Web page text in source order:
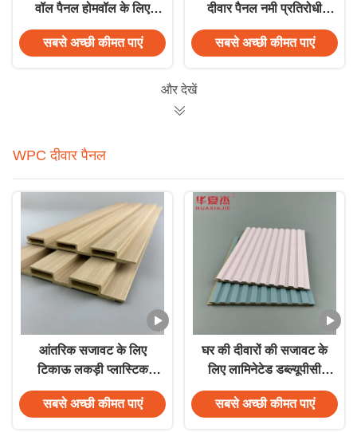
वॉल पैनल होमवॉल के लिए
लेमिनेटेड पीवीसी डेकोरेशन
पैनल
सबसे अच्छी कीमत पाएं
दीवार पैनल नमी प्रतिरोधी
पीवीसी छत पैनल
250mmx5mm
सबसे अच्छी कीमत पाएं
और देखें
WPC दीवार पैनल
आंतरिक सजावट के लिए
टिकाऊ लकड़ी प्लास्टिक
कम्पोजिट को-एक्सट्रूज़न
डब्ल्यूपीसी लेमिनेटेड वॉल
सबसे अच्छी कीमत पाएं
घर की दीवारों की सजावट के
लिए लामिनेटेड डब्ल्यूपीसी
वॉल पैनल गुलाबी आधुनिक
डिजाइन
सबसे अच्छी कीमत पाएं